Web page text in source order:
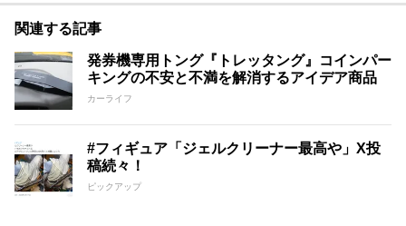
関連する記事
発券機専用トング『トレッタング』コインパー
キングの不安と不満を解消するアイデア商品
カーライフ
#フィギュア「ジェルクリーナー最高や」X投
稿続々！
ピックアップ